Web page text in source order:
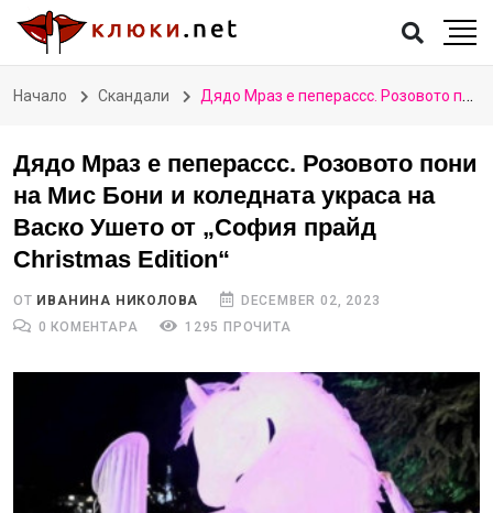
Начало Скандали Дядо Мраз е пеперассс. Розовото пони на Мис Бони и коледната украса на Васко Ушето от „София прайд Christmas Edition“
Дядо Мраз е пеперассс. Розовото пони
на Мис Бони и коледната украса на
Васко Ушето от „София прайд
Christmas Edition“
ОТ ИВАНИНА НИКОЛОВА
DECEMBER 02, 2023
0 КОМЕНТАРА
1295 ПРОЧИТА